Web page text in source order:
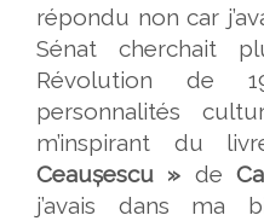
répondu non car
Sénat cherchait
Révolution de
personnalités
m’inspirant du
Ceaușescu » de
j’avais dans ma